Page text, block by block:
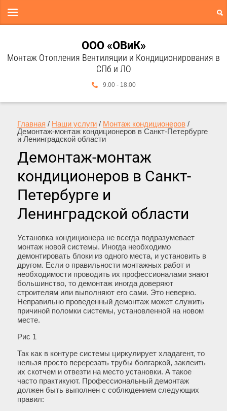
ООО «ОВиК»
Монтаж Отопления Вентиляции и Кондиционирования в
СПб и ЛО
9.00 - 18.00
Главная / Наши услуги / Монтаж кондиционеров /
Демонтаж-монтаж кондиционеров в Санкт-Петербурге
и Ленинградской области
Демонтаж-монтаж
кондиционеров в Санкт-
Петербурге и
Ленинградской области
Установка кондиционера не всегда подразумевает
монтаж новой системы. Иногда необходимо
демонтировать блоки из одного места, и установить в
другом. Если о правильности монтажных работ и
необходимости проводить их профессионалами знают
большинство, то демонтаж иногда доверяют
строителям или выполняют его сами. Это неверно.
Неправильно проведенный демонтаж может служить
причиной поломки системы, установленной на новом
месте.
Рис 1
Так как в контуре системы циркулирует хладагент, то
нельзя просто перерезать трубы болгаркой, заклеить
их скотчем и отвезти на место установки. А такое
часто практикуют. Профессиональный демонтаж
должен быть выполнен с соблюдением следующих
правил: